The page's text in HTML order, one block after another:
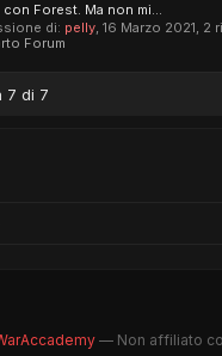
con Forest. Ma non mi...
di: pelly, 16 Marzo 2021, 2
Forum
7 di 7
— Non affiliato